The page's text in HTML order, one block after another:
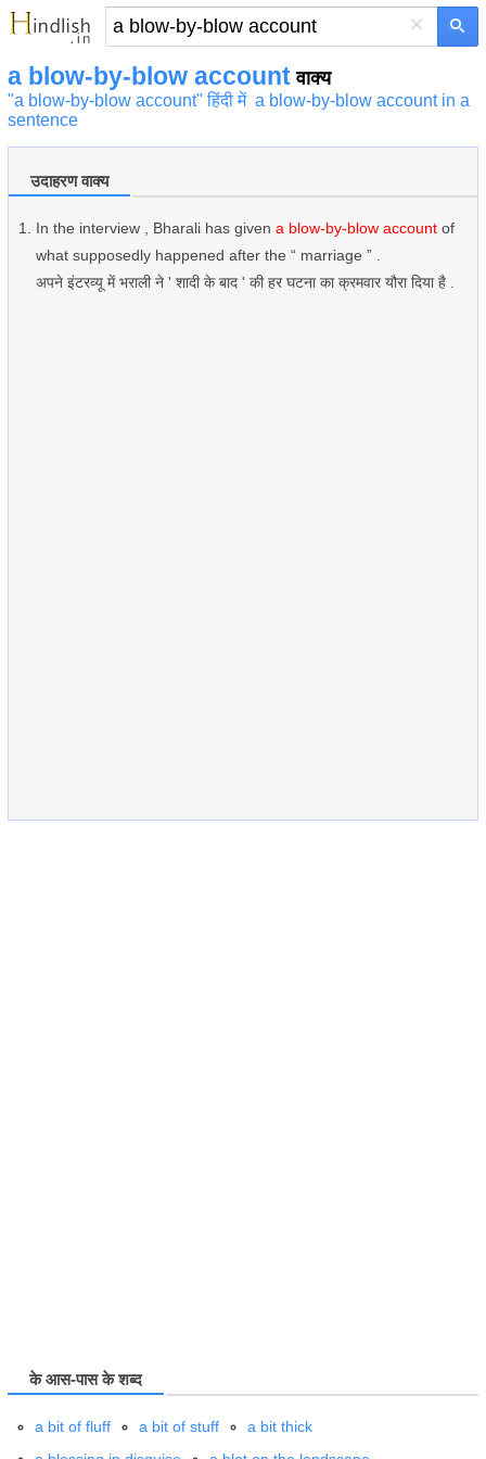
×
a blow-by-blow account वाक्य
"a blow-by-blow account" हिंदी में a blow-by-blow account in a
sentence
उदाहरण वाक्य
In the interview , Bharali has given a blow-by-blow account of
what supposedly happened after the “ marriage ” .
अपने इंटरव्यू में भराली ने ' शादी के बाद ' की हर घटना का क्रमवार यौरा दिया है .
के आस-पास के शब्द
a bit of fluff a bit of stuff
a bit thick